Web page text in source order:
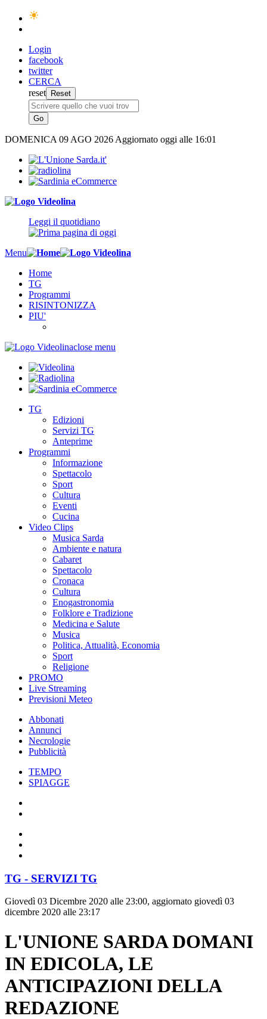
Login
facebook
twitter
CERCA
reset
DOMENICA 09 AGO 2026 Aggiornato oggi alle 16:01
Leggi il quotidiano
Menu
Home
TG
Programmi
RISINTONIZZA
PIU'
close menu
TG
Edizioni
Servizi TG
Anteprime
Programmi
Informazione
Spettacolo
Sport
Cultura
Eventi
Cucina
Video Clips
Musica Sarda
Ambiente e natura
Cabaret
Spettacolo
Cronaca
Cultura
Enogastronomia
Folklore e Tradizione
Medicina e Salute
Musica
Politica, Attualità, Economia
Sport
Religione
PROMO
Live Streaming
Previsioni Meteo
Abbonati
Annunci
Necrologie
Pubblicità
TEMPO
SPIAGGE
TG - SERVIZI TG
Giovedì 03 Dicembre 2020 alle 23:00, aggiornato giovedì 03
dicembre 2020 alle 23:17
L'UNIONE SARDA DOMANI
IN EDICOLA, LE
ANTICIPAZIONI DELLA
REDAZIONE